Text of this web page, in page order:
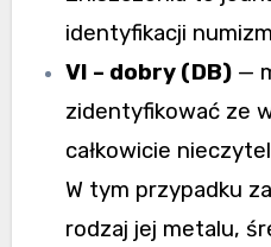
identyfikacji
VI – dobry (DB) —
zidentyfikować ze
całkowicie
W tym przypadku
rodzaj jej metalu,